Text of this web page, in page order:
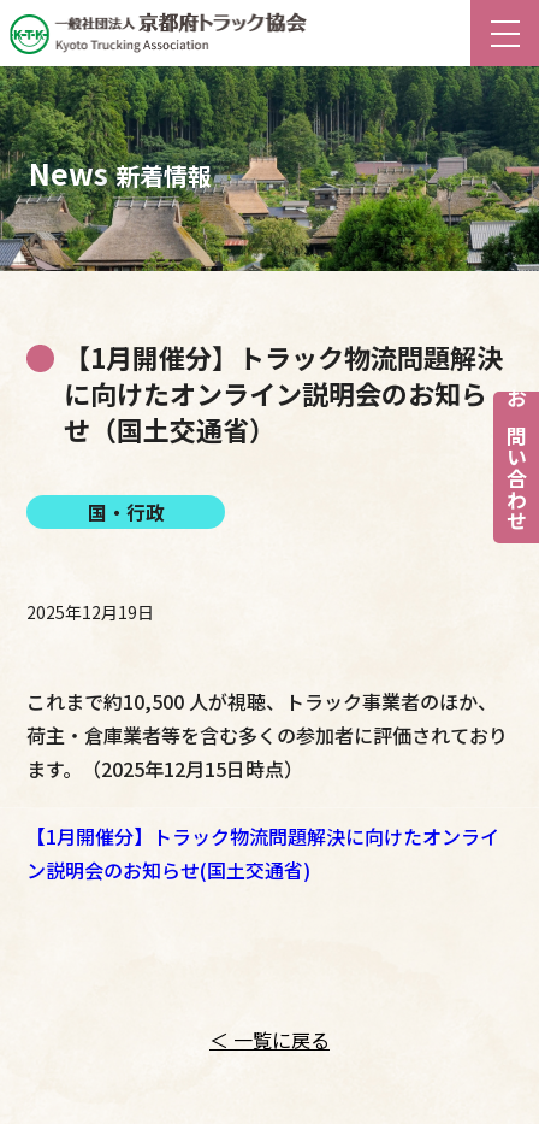
お問い合わせ
News 新着情報
【1月開催分】トラック物流問題解決
に向けたオンライン説明会のお知ら
せ（国土交通省）
国・行政
2025年12月19日
これまで約10,500 人が視聴、トラック事業者のほか、
荷主・倉庫業者等を含む多くの参加者に評価されており
ます。（2025年12月15日時点）
【1月開催分】トラック物流問題解決に向けたオンライ
ン説明会のお知らせ(国土交通省)
＜ 一覧に戻る